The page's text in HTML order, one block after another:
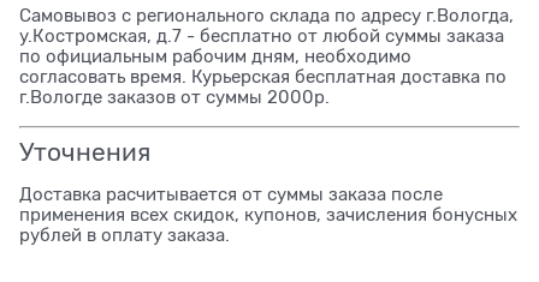
Самовывоз с регионального склада по адресу г.Вологда,
у.Костромская, д.7 - бесплатно от любой суммы заказа
по официальным рабочим дням, необходимо
согласовать время. Курьерская бесплатная доставка по
г.Вологде заказов от суммы 2000р.
Уточнения
Доставка расчитывается от суммы заказа после
применения всех скидок, купонов, зачисления бонусных
рублей в оплату заказа.